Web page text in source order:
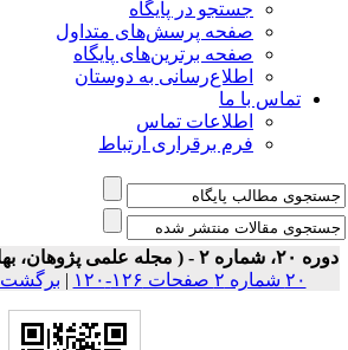
متداول
پایگاه
به دوستان
ارتباط
| برگشت به فهرست نسخه ها